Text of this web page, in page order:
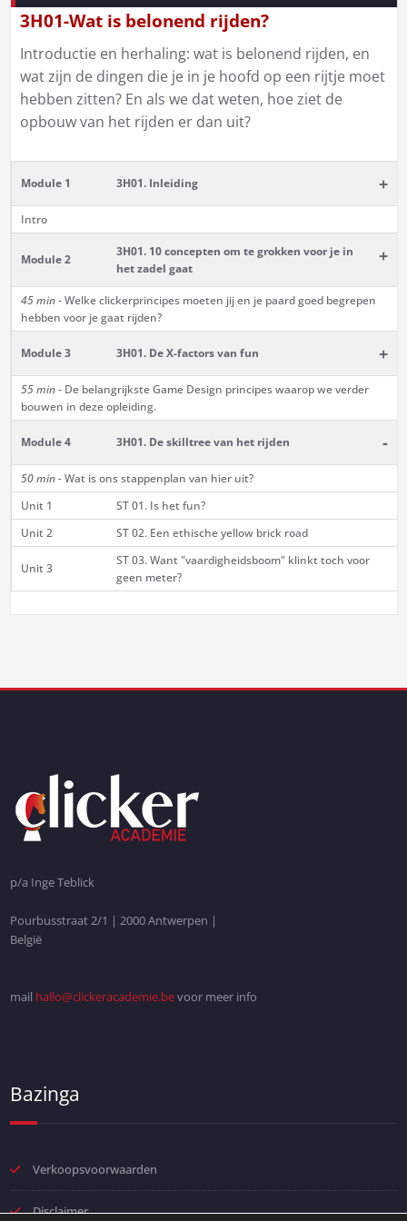
3H01-Wat is belonend rijden?
Introductie en herhaling: wat is belonend rijden, en
wat zijn de dingen die je in je hoofd op een rijtje moet
hebben zitten? En als we dat weten, hoe ziet de
opbouw van het rijden er dan uit?
Module 1 3H01. Inleiding +
Intro
Module 2
3H01. 10 concepten om te grokken voor je in
het zadel gaat
+
45 min- Welke clickerprincipes moeten jij en je paard goed begrepen
hebben voor je gaat rijden?
Module 3 3H01. De X-factors van fun +
55 min -De belangrijkste Game Design principes waarop we verder
bouwen in deze opleiding.
Module 4 3H01. De skilltree van het rijden -
50 min -Wat is ons stappenplan van hier uit?
Unit 1
ST 01. Is het fun?
Unit 2
ST 02. Een ethische yellow brick road
Unit 3
ST 03. Want "vaardigheidsboom" klinkt toch voor
geen meter?
p/a Inge Teblick
Pourbusstraat 2/1 | 2000 Antwerpen |
België
mail hallo@clickeracademie.bevoor meer info
Bazinga
Verkoopsvoorwaarden
Disclaimer